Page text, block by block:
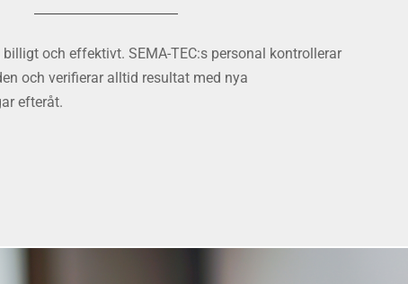
och effektivt. SEMA-TEC:s personal kontrollerar
och verifierar alltid resultat med nya
efteråt.